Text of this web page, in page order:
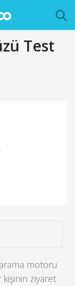
Test
arama motoru
ziyaret